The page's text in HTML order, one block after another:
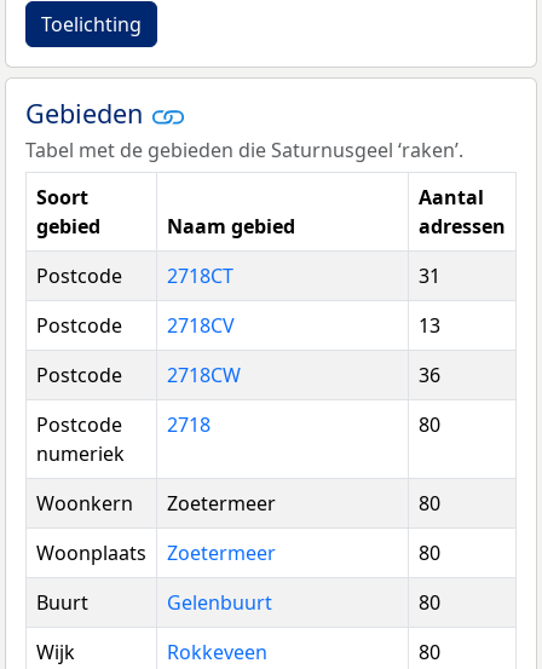
Toelichting
Gebieden
Tabel met de gebieden die Saturnusgeel ‘raken’.
Soort
gebied
Naam gebied
Aantal
adressen
Postcode
2718CT
31
Postcode
2718CV
13
Postcode
2718CW
36
Postcode
numeriek
2718 80
Woonkern Zoetermeer
80
Woonplaats
Zoetermeer
80
Buurt
Gelenbuurt
80
Wijk
Rokkeveen
80